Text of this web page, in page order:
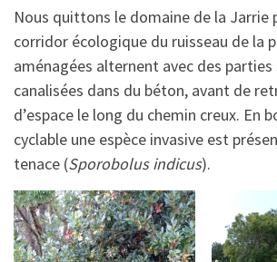
Nous quittons le domaine de la Jarrie
corridor écologique du ruisseau de la
aménagées alternent avec des
canalisées dans du béton, avant de
d’espace le long du chemin creux. En
cyclable une espèce invasive est
tenace (Sporobolus indicus).